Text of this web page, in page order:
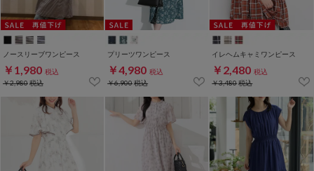
ノースリーブワンピース
￥1,980 税込
￥2,980税込
プリーツワンピース
￥4,980 税込
￥6,900税込
イレヘムキャミワンピース
￥2,480 税込
￥3,480税込